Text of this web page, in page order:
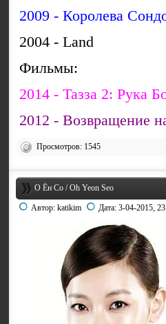
2009 - Королева
2004 - Land
Фильмы:
2014 - Тазза 2: Рука
2012 - Возвращение
Просмотров: 1545
О Ён Со / Oh Yeon Seo
Автор: katikim Дата: 3-04-2015,